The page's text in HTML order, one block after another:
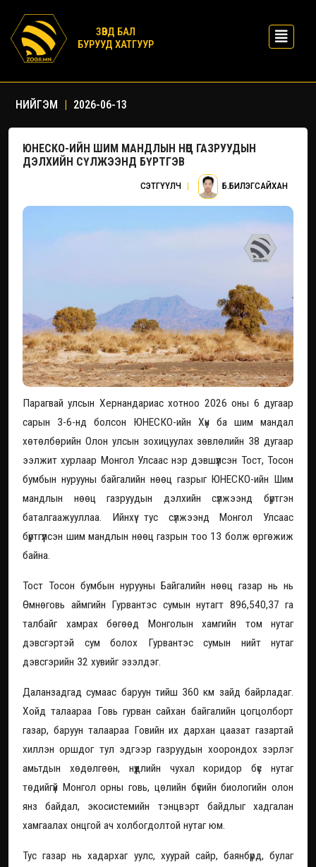
ЗӨВД БАЛ
БУРУУД ХАТГУУР
НИЙГЭМ | 2026-06-13
ЮНЕСКО-ИЙН ШИМ МАНДЛЫН НӨӨЦ ГАЗРУУДЫН
ДЭЛХИЙН СҮЛЖЭЭНД БҮРТГЭВ
СЭТГҮҮЛЧ | Б.БИЛЭГСАЙХАН
Парагвай улсын Хернандариас хотноо 2026 оны 6 дугаар
сарын 3-6-нд болсон ЮНЕСКО-ийн Хүн ба шим мандал
хөтөлбөрийн Олон улсын зохицуулах зөвлөлийн 38 дугаар
ээлжит хурлаар Монгол Улсаас нэр дэвшүүлсэн Тост, Тосон
бумбын нурууны байгалийн нөөц газрыг ЮНЕСКО-ийн Шим
мандлын нөөц газруудын дэлхийн сүлжээнд бүртгэн
баталгаажууллаа. Ийнхүү тус сүлжээнд Монгол Улсаас
бүртгүүлсэн шим мандлын нөөц газрын тоо 13 болж өргөжиж
байна.
Тост Тосон бумбын нурууны Байгалийн нөөц газар нь нь
Өмнөговь аймгийн Гурвантэс сумын нутагт 896,540,37 га
талбайг хамрах бөгөөд Монголын хамгийн том нутаг
дэвсгэртэй сум болох Гурвантэс сумын нийт нутаг
дэвсгэрийн 32 хувийг эзэлдэг.
Даланзадгад сумаас баруун тийш 360 км зайд байрладаг.
Хойд талаараа Говь гурван сайхан байгалийн цогцолборт
газар, баруун талаараа Говийн их дархан цаазат газартай
хиллэн оршдог тул эдгээр газруудын хоорондох зэрлэг
амьтдын хөдөлгөөн, нүүдлийн чухал коридор бүс нутаг
төдийгүй Монгол орны говь, цөлийн бүсийн биологийн олон
янз байдал, экосистемийн тэнцвэрт байдлыг хадгалан
хамгаалах онцгой ач холбогдолтой нутаг юм.
Тус газар нь хадархаг уулс, хуурай сайр, баянбүрд, булаг